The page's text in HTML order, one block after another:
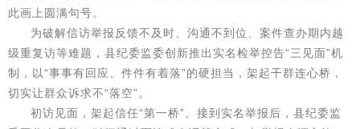
此画上圆满句号。
为破解信访举报反馈不及时、沟通不到位、案件查办期内越
级重复访等难题，县纪委监委创新推出实名检举控告“三见面”机
制，以“事事有回应、件件有着落”的硬担当，架起干群连心桥，
切实让群众诉求不“落空”。
初访见面，架起信任“第一桥”。接到实名举报后，县纪委监